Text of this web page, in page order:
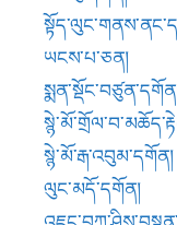
ཕུ་ལུང་དགོན།
ཕུ་རྫོང་དགོན།
དཔལ་ཆེན་དགོན།
དཀར་ལྕོག་དགོན།
སྟག་སྣ་དགོན།
རབ་འབྱོར་དགོན།